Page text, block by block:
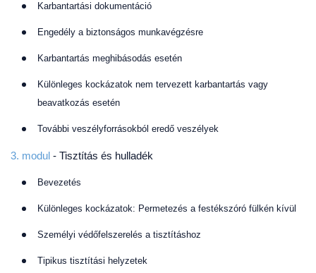
Karbantartási dokumentáció
Engedély a biztonságos munkavégzésre
Karbantartás meghibásodás esetén
Különleges kockázatok nem tervezett karbantartás vagy
beavatkozás esetén
További veszélyforrásokból eredő veszélyek
3. modul - Tisztítás és hulladék
Bevezetés
Különleges kockázatok: Permetezés a festékszóró fülkén kívül
Személyi védőfelszerelés a tisztításhoz
Tipikus tisztítási helyzetek